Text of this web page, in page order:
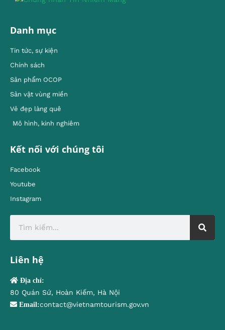
Danh mục
Tin tức, sự kiện
Chính sách
Sản phẩm OCOP
Sản vật vùng miền
Vẻ đẹp làng quê
Mô hình, kinh nghiêm
Kết nối với chúng tôi
Facebook
Youtube
Instagram
Liên hệ
Địa chỉ:
80 Quán Sứ, Hoàn Kiếm, Hà Nội
Email:contact@vietnamtourism.gov.vn